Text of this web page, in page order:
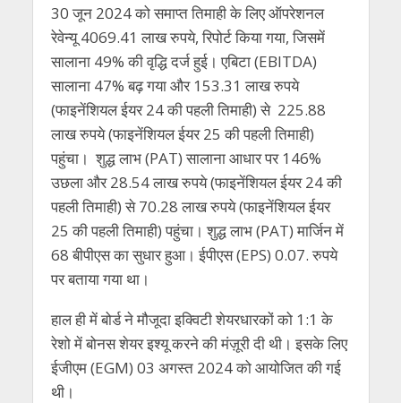
30 जून 2024 को समाप्त तिमाही के लिए ऑपरेशनल
रेवेन्यू 4069.41 लाख रुपये, रिपोर्ट किया गया, जिसमें
सालाना 49% की वृद्धि दर्ज हुई। एबिटा (EBITDA)
सालाना 47% बढ़ गया और 153.31 लाख रुपये
(फाइनेंशियल ईयर 24 की पहली तिमाही) से 225.88
लाख रुपये (फाइनेंशियल ईयर 25 की पहली तिमाही)
पहुंचा। शुद्ध लाभ (PAT) सालाना आधार पर 146%
उछला और 28.54 लाख रुपये (फाइनेंशियल ईयर 24 की
पहली तिमाही) से 70.28 लाख रुपये (फाइनेंशियल ईयर
25 की पहली तिमाही) पहुंचा। शुद्ध लाभ (PAT) मार्जिन में
68 बीपीएस का सुधार हुआ। ईपीएस (EPS) 0.07. रुपये
पर बताया गया था।
हाल ही में बोर्ड ने मौजूदा इक्विटी शेयरधारकों को 1:1 के
रेशो में बोनस शेयर इश्यू करने की मंज़ूरी दी थी। इसके लिए
ईजीएम (EGM) 03 अगस्त 2024 को आयोजित की गई
थी।